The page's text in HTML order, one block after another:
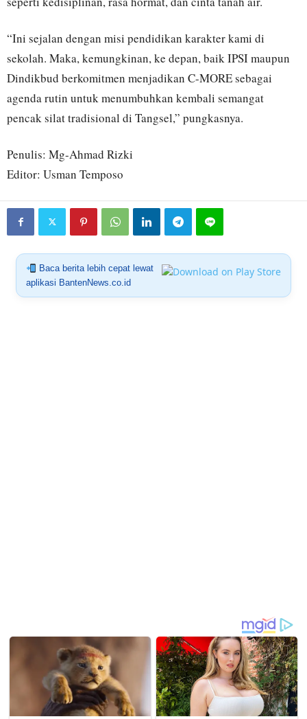
“Ini sejalan dengan misi pendidikan karakter kami di
sekolah. Maka, kemungkinan, ke depan, baik IPSI maupun
Dindikbud berkomitmen menjadikan C-MORE sebagai
agenda rutin untuk menumbuhkan kembali semangat
pencak silat tradisional di Tangsel,” pungkasnya.
Penulis: Mg-Ahmad Rizki
Editor: Usman Temposo
Baca berita lebih cepat lewat
aplikasi BantenNews.co.id